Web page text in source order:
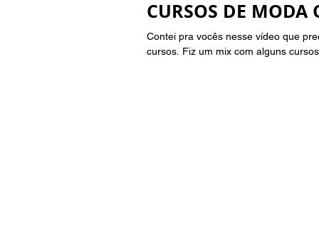
CURSOS DE MODA
Contei pra vocês nesse vídeo que
cursos. Fiz um mix com alguns